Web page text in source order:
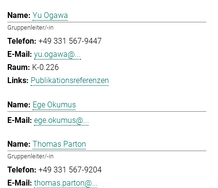
Yu Ogawa
Gruppenleiter/-in
+49 331 567-9447
yu.ogawa@...
K-0.226
Publikationsreferenzen
Ege Okumus
ege.okumus@...
Thomas Parton
Gruppenleiter/-in
+49 331 567-9204
thomas.parton@...